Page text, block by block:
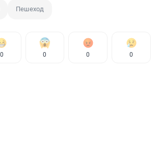
Пешеход
0 0 0 0